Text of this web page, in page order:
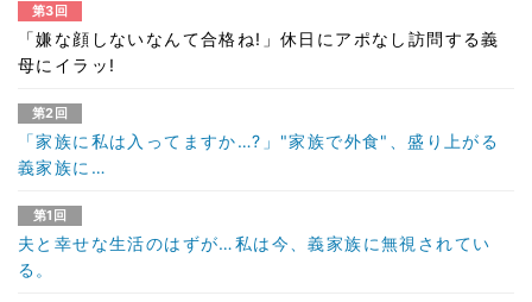
第3回
「嫌な顔しないなんて合格ね!」休日にアポなし訪問する義
母にイラッ!
第2回
「家族に私は入ってますか…?」"家族で外食"、盛り上がる
義家族に…
第1回
夫と幸せな生活のはずが…私は今、義家族に無視されてい
る。